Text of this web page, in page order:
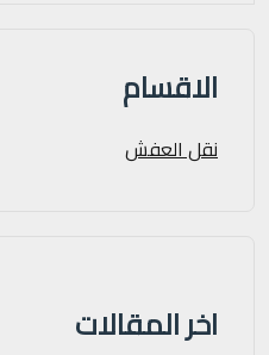
الاقسام
نقل العفش
اخر المقالات